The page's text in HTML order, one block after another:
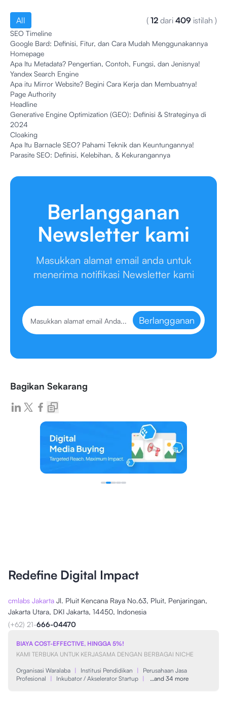
All ( 12 dari 409 istilah )
SEO Timeline
Google Bard: Definisi, Fitur, dan Cara Mudah Menggunakannya
Homepage
Apa Itu Metadata? Pengertian, Contoh, Fungsi, dan Jenisnya!
Yandex Search Engine
Apa itu Mirror Website? Begini Cara Kerja dan Membuatnya!
Page Authority
Headline
Generative Engine Optimization (GEO): Definisi & Strateginya di
2024
Cloaking
Apa Itu Barnacle SEO? Pahami Teknik dan Keuntungannya!
Parasite SEO: Definisi, Kelebihan, & Kekurangannya
Berlangganan
Newsletter kami
Masukkan alamat email anda untuk
menerima notifikasi Newsletter kami
Berlangganan
Bagikan Sekarang
Redefine Digital Impact
cmlabs Jakarta Jl. Pluit Kencana Raya No.63, Pluit, Penjaringan,
Jakarta Utara, DKI Jakarta, 14450, Indonesia
(+62) 21-666-04470
BIAYA COST-EFFECTIVE, HINGGA 5%!
KAMI TERBUKA UNTUK KERJASAMA DENGAN BERBAGAI NICHE
Organisasi Waralaba | Institusi Pendidikan |
Perusahaan Jasa
Profesional
| Inkubator / Akselerator Startup | …and 34 more